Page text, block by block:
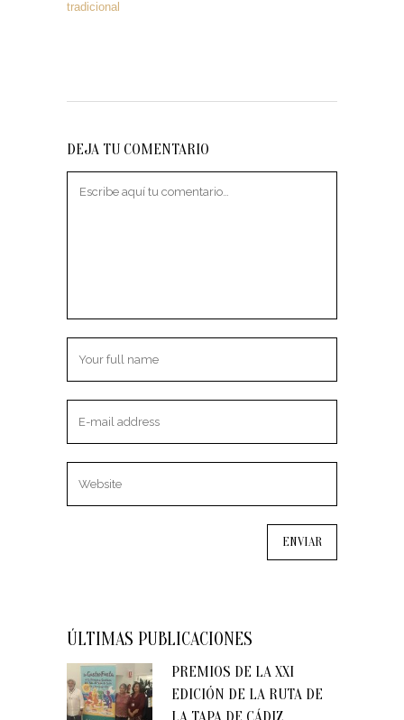
tradicional
DEJA TU COMENTARIO
ÚLTIMAS PUBLICACIONES
PREMIOS DE LA XXI
EDICIÓN DE LA RUTA DE